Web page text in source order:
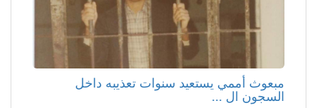
مبعوث أممي يستعيد سنوات تعذيبه داخل
السجون ال ...